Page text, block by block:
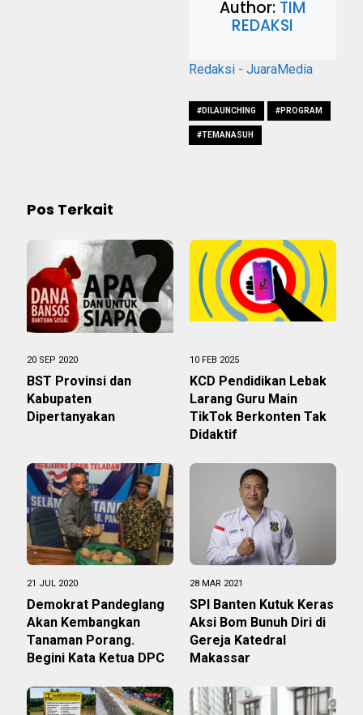
Author: TIM
REDAKSI
Redaksi - JuaraMedia
#DILAUNCHING #PROGRAM
#TEMANASUH
Pos Terkait
20 SEP 2020
BST Provinsi dan
Kabupaten
Dipertanyakan
10 FEB 2025
KCD Pendidikan Lebak
Larang Guru Main
TikTok Berkonten Tak
Didaktif
21 JUL 2020
Demokrat Pandeglang
Akan Kembangkan
Tanaman Porang.
Begini Kata Ketua DPC
28 MAR 2021
SPI Banten Kutuk Keras
Aksi Bom Bunuh Diri di
Gereja Katedral
Makassar